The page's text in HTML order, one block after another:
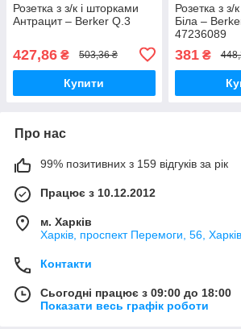
Розетка з з/к і шторками
Антрацит – Berker Q.3
427,86 ₴ 503,36 ₴
Купити
Розетка з з/
Біла –
47236089
381₴
Про нас
99% позитивних з 159 відгуків за рік
Працює з 10.12.2012
м. Харків
Харків, проспект Перемоги, 56,
Контакти
Сьогодні працює з 09:00 до 18:00
Показати весь графік роботи